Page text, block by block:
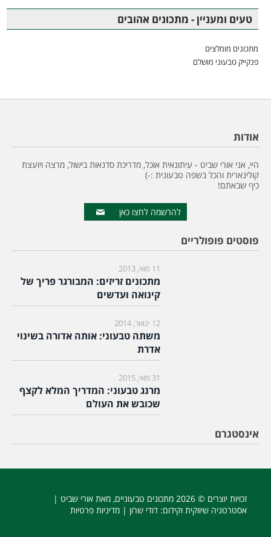
טעים ומעניין - מתכונים אהובים
מתכונים מומלצים
פנקייק טבעוני מושלם
אודות
היי, אני אורי שביט - עיתונאית אוכל, מדריכת סדנאות בישול, מרצה ויועצת
קולינארית והכל בשפה טבעונית :-)
כיף שבאתם!
להרשמה לחצו כאן
פוסטים פופולריים
11 מאי, 2013
מתכונים זריזים: המבורגר פריך של
קינואה ועדשים
12 ינואר, 2014
משתה טבעוני: אותה אדורה בשינוי
אדרת
31 מאי, 2015
מרנג טבעוני: המדריך המלא לקצף
שכובש את העולם
אינסטגרם
זכויות יוצרים © 2026 מתכונים טבעוניים, מאת אורי שביט |
אסטרטגיה שיווקית וקידום: דודי שרון | מדיניות פרטיות